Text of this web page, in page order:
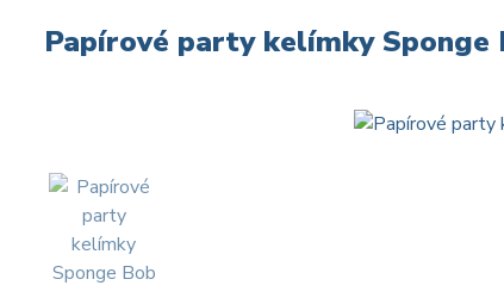
Papírové party kelímky Sponge